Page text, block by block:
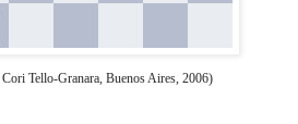
Cori Tello-Granara, Buenos Aires, 2006)